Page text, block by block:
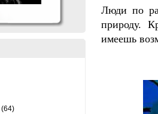
(64)
Люди по
природу.
имеешь